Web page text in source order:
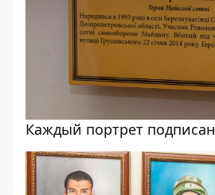
Каждый портрет подписан